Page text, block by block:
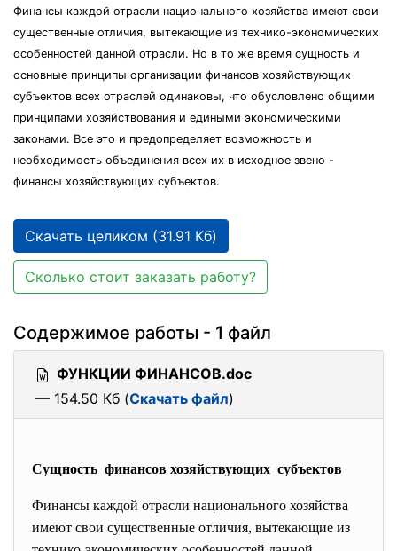
Финансы каждой отрасли национального хозяйства имеют свои
существенные отличия, вытекающие из технико-экономических
особенностей данной отрасли. Но в то же время сущность и
основные принципы организации финансов хозяйствующих
субъектов всех отраслей одинаковы, что обусловлено общими
принципами хозяйствования и едиными экономическими
законами. Все это и предопределяет возможность и
необходимость объединения всех их в исходное звено -
финансы хозяйствующих субъектов.
Скачать целиком (31.91 Кб)
Сколько стоит заказать работу?
Содержимое работы - 1 файл
ФУНКЦИИ ФИНАНСОВ.doc
— 154.50 Кб (Скачать файл)
Сущность финансов хозяйствующих субъектов
Финансы каждой отрасли национального хозяйства
имеют свои существенные отличия, вытекающие из